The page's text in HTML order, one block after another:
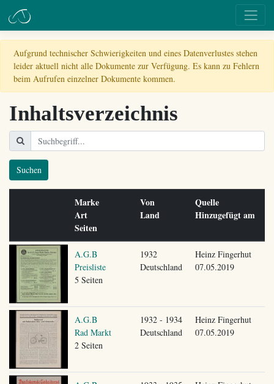
Aufgrund technischer Schwierigkeiten und eines Datenverlustes stehen
leider aktuell nicht alle Dokumente zur Verfügung. Es kann zu Fehlern
beim Aufrufen einzelner Dokumente kommen.
Inhaltsverzeichnis
Suchen
Marke
Art
Seiten
Von
Land
Quelle
Hinzugefügt am
A.G.B
Preisliste
5 Seiten
1932
Deutschland
Heinz Fingerhut
07.05.2019
A.G.B
Rad Markt
2 Seiten
1932 - 1934
Deutschland
Heinz Fingerhut
07.05.2019